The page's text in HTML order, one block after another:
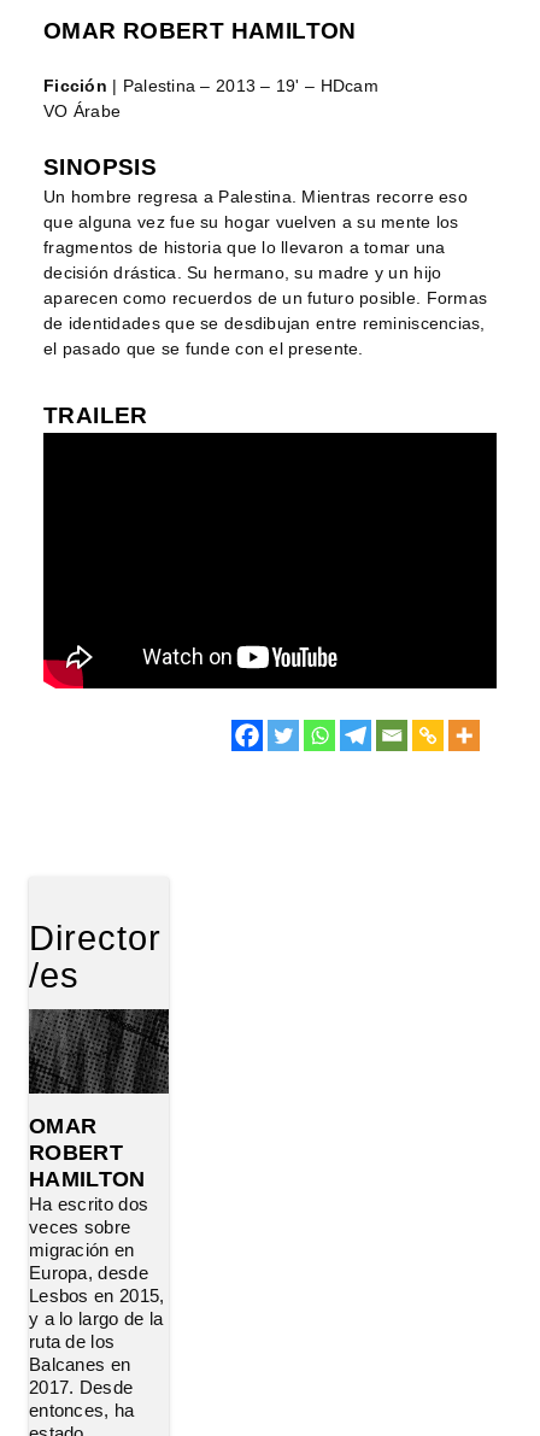
OMAR ROBERT HAMILTON
Ficción | Palestina – 2013 – 19' – HDcam
VO Árabe
SINOPSIS
Un hombre regresa a Palestina. Mientras recorre eso
que alguna vez fue su hogar vuelven a su mente los
fragmentos de historia que lo llevaron a tomar una
decisión drástica. Su hermano, su madre y un hijo
aparecen como recuerdos de un futuro posible. Formas
de identidades que se desdibujan entre reminiscencias,
el pasado que se funde con el presente.
TRAILER
Director
/es
OMAR
ROBERT
HAMILTON
Ha escrito dos
veces sobre
migración en
Europa, desde
Lesbos en 2015,
y a lo largo de la
ruta de los
Balcanes en
2017. Desde
entonces, ha